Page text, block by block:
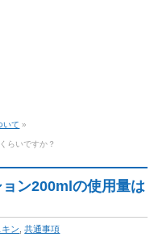
いて »
らいですか？
ン200mlの使用量は
キン ,共通事項